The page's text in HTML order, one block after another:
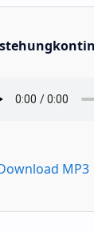
MP3